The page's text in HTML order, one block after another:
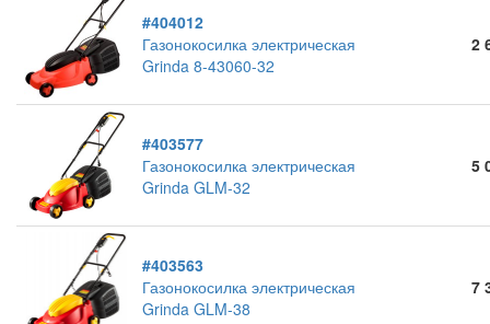
#404012
Газонокосилка электрическая
Grinda 8-43060-32
2
#403577
Газонокосилка электрическая
Grinda GLM-32
5
#403563
Газонокосилка электрическая
Grinda GLM-38
7